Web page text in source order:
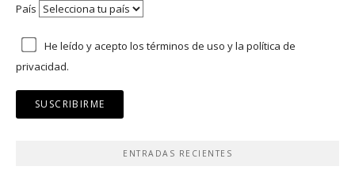
País
He leído y acepto los términos de uso yla política de
privacidad.
ENTRADAS RECIENTES